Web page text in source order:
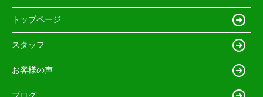
トップページ
スタッフ
お客様の声